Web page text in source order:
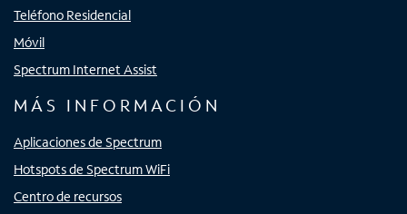
Teléfono Residencial
Móvil
Spectrum Internet Assist
MÁS INFORMACIÓN
Aplicaciones de Spectrum
Hotspots de Spectrum WiFi
Centro de recursos